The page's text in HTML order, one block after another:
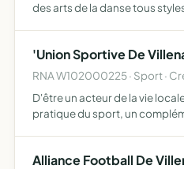
des arts de la danse tous
'Union Sportive De
RNA W102000225 · Sport ·
D'être un acteur de la vie
pratique du sport, un
- en …
Alliance Football De